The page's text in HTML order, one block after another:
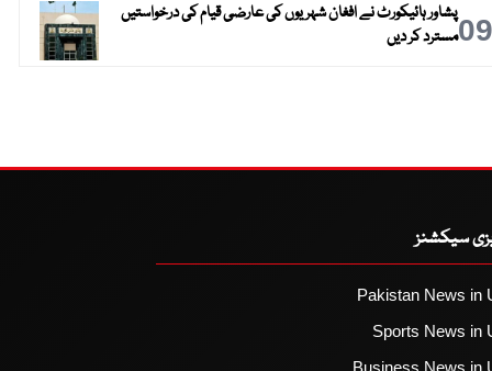
09پشاور ہائیکورٹ نے افغان شہریوں کی عارضی قیام کی درخواستیں
مسترد کر دیں
سیکشنز
Pakistan News in
Sports News in